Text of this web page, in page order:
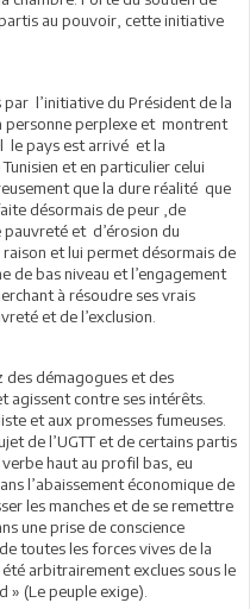
au pouvoir, cette initiative
l’initiative du Président de la
personne perplexe et montrent
le pays est arrivé et la
et en particulier celui
que la dure réalité que
désormais de peur ,de
et d’érosion du
et lui permet désormais de
de bas niveau et l’engagement
à résoudre ses vrais
et de l’exclusion.
des démagogues et des
agissent contre ses intérêts.
et aux promesses fumeuses.
de l’UGTT et de certains partis
haut au profil bas, eu
l’abaissement économique de
les manches et de se remettre
une prise de conscience
toutes les forces vives de la
arbitrairement exclues sous le
» (Le peuple exige).